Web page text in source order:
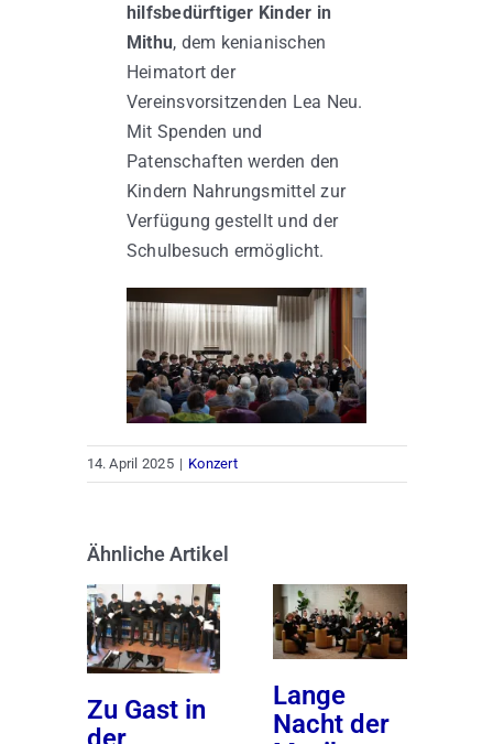
hilfsbedürftiger Kinder in
Mithu, dem kenianischen
Heimatort der
Vereinsvorsitzenden Lea Neu.
Mit Spenden und
Patenschaften werden den
Kindern Nahrungsmittel zur
Verfügung gestellt und der
Schulbesuch ermöglicht.
14. April 2025 | Konzert
Ähnliche Artikel
Zu Gast in
Lange
Nacht der